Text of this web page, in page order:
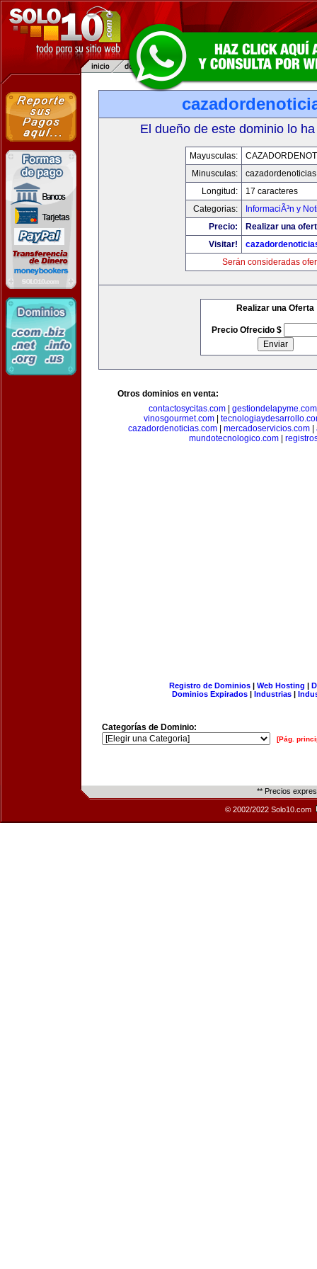
El dueño de este dominio lo
Mayusculas:
Minusculas:
Longitud:
17 caracteres
Categorias:
InformaciÃ³n y
Precio:
Realizar una
Visitar!
Serán consideradas
Realizar una Oferta
Precio Ofrecido $
Otros dominios en venta:
contactosycitas.com| gestiondelapyme.com
vinosgourmet.com
cazadordenoticias.com
mercadoservicios.com
mundotecnologico.com|
Registro de Dominios| Web Hosting |
Dominios Expirados | Industrias |
Categorías de Dominio:
[Pág.
** Precios
© 2002/2022 Solo10.com